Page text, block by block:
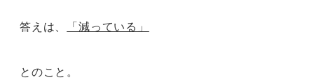
答えは、 「減っている」
とのこと。